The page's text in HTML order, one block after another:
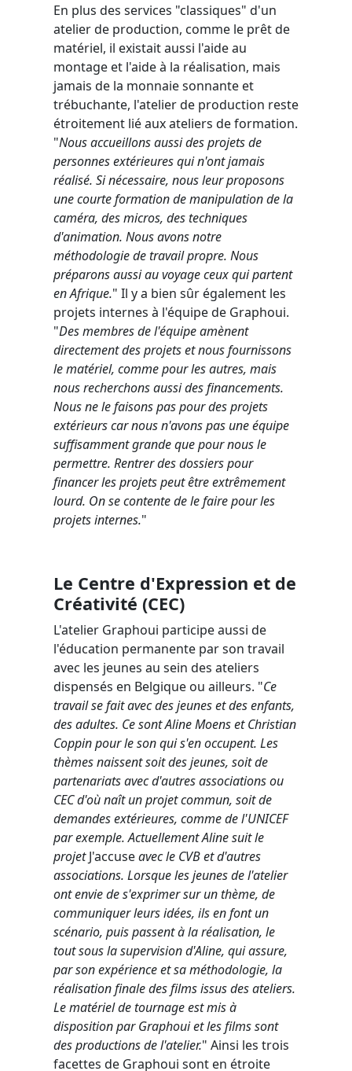
En plus des services "classiques" d'un
atelier de production, comme le prêt de
matériel, il existait aussi l'aide au
montage et l'aide à la réalisation, mais
jamais de la monnaie sonnante et
trébuchante, l'atelier de production reste
étroitement lié aux ateliers de formation.
"Nous accueillons aussi des projets de
personnes extérieures qui n'ont jamais
réalisé. Si nécessaire, nous leur proposons
une courte formation de manipulation de la
caméra, des micros, des techniques
d'animation. Nous avons notre
méthodologie de travail propre. Nous
préparons aussi au voyage ceux qui partent
en Afrique." Il y a bien sûr également les
projets internes à l'équipe de Graphoui.
"Des membres de l'équipe amènent
directement des projets et nous fournissons
le matériel, comme pour les autres, mais
nous recherchons aussi des financements.
Nous ne le faisons pas pour des projets
extérieurs car nous n'avons pas une équipe
suffisamment grande que pour nous le
permettre. Rentrer des dossiers pour
financer les projets peut être extrêmement
lourd. On se contente de le faire pour les
projets internes."
Le Centre d'Expression et de
Créativité (CEC)
L'atelier Graphoui participe aussi de
l'éducation permanente par son travail
avec les jeunes au sein des ateliers
dispensés en Belgique ou ailleurs. "Ce
travail se fait avec des jeunes et des enfants,
des adultes. Ce sont Aline Moens et Christian
Coppin pour le son qui s'en occupent. Les
thèmes naissent soit des jeunes, soit de
partenariats avec d'autres associations ou
CEC d'où naît un projet commun, soit de
demandes extérieures, comme de l'UNICEF
par exemple. Actuellement Alinesuit le
projetJ'accuseavec le CVB et d'autres
associations. Lorsque les jeunes de l'atelier
ont envie de s'exprimer sur un thème, de
communiquer leurs idées, ils en font un
scénario, puis passent à la réalisation, le
tout sous la supervision d'Aline, qui assure,
par son expérience et sa méthodologie, la
réalisation finale des films issus des ateliers.
Le matériel de tournage est mis à
disposition par Graphoui et les films sont
des productions de l'atelier." Ainsi les trois
facettes de Graphoui sont en étroite